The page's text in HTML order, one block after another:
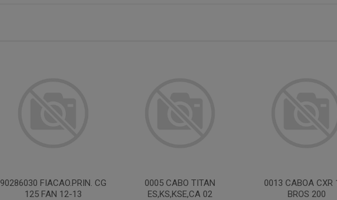
90286030 FIACAO.PRIN. CG
125 FAN 12-13
0005 CABO TITAN
ES,KS,KSE,CA 02
0013 CABOA CXR
BROS 200